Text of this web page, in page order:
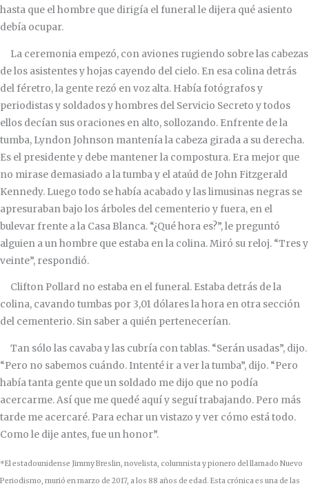
hasta que el hombre que dirigía el funeral le dijera qué asiento
debía ocupar.
La ceremonia empezó, con aviones rugiendo sobre las cabezas
de los asistentes y hojas cayendo del cielo. En esa colina detrás
del féretro, la gente rezó en voz alta. Había fotógrafos y
periodistas y soldados y hombres del Servicio Secreto y todos
ellos decían sus oraciones en alto, sollozando. Enfrente de la
tumba, Lyndon Johnson mantenía la cabeza girada a su derecha.
Es el presidente y debe mantener la compostura. Era mejor que
no mirase demasiado a la tumba y el ataúd de John Fitzgerald
Kennedy. Luego todo se había acabado y las limusinas negras se
apresuraban bajo los árboles del cementerio y fuera, en el
bulevar frente a la Casa Blanca. “¿Qué hora es?”, le preguntó
alguien a un hombre que estaba en la colina. Miró su reloj. “Tres y
veinte”, respondió.
Clifton Pollard no estaba en el funeral. Estaba detrás de la
colina, cavando tumbas por 3,01 dólares la hora en otra sección
del cementerio. Sin saber a quién pertenecerían.
Tan sólo las cavaba y las cubría con tablas. “Serán usadas”, dijo.
“Pero no sabemos cuándo. Intenté ir a ver la tumba”, dijo. “Pero
había tanta gente que un soldado me dijo que no podía
acercarme. Así que me quedé aquí y seguí trabajando. Pero más
tarde me acercaré. Para echar un vistazo y ver cómo está todo.
Como le dije antes, fue un honor”.
*El estadounidense Jimmy Breslin, novelista, columnista y pionero del llamado Nuevo
Periodismo, murió en marzo de 2017, a los 88 años de edad. Esta crónica es una de las